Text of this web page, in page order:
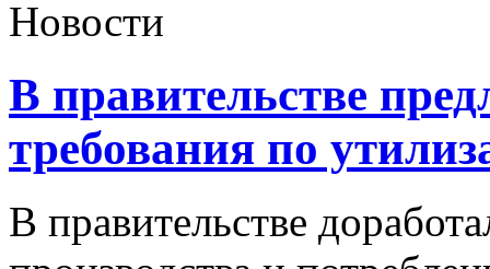
Новости
В правительстве
требования по
В правительстве